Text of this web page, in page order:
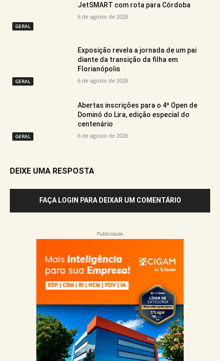
GERAL
JetSMART com rota para Córdoba
6 de agosto de 2026
GERAL
Exposição revela a jornada de um pai
diante da transição da filha em
Florianópolis
6 de agosto de 2026
GERAL
Abertas inscrições para o 4º Open de
Dominó do Lira, edição especial do
centenário
6 de agosto de 2026
DEIXE UMA RESPOSTA
FAÇA LOGIN PARA DEIXAR UM COMENTÁRIO
Publicidade